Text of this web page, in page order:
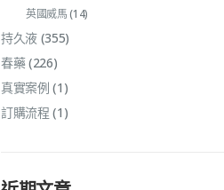
英國威馬(14)
持久液(355)
春藥(226)
真實案例 (1)
訂購流程 (1)